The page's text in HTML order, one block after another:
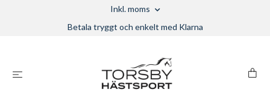
Inkl. moms
Betala tryggt och enkelt med Klarna